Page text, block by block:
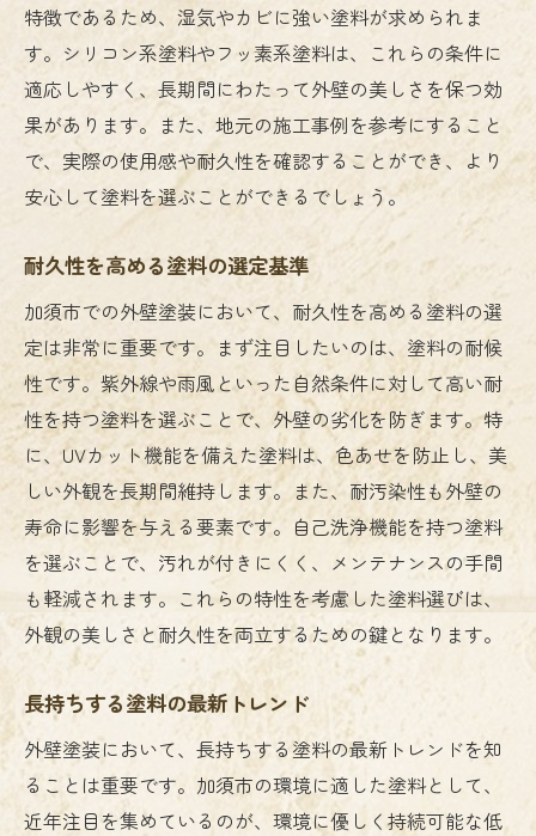
特徴であるため、湿気やカビに強い塗料が求められま
す。シリコン系塗料やフッ素系塗料は、これらの条件に
適応しやすく、長期間にわたって外壁の美しさを保つ効
果があります。また、地元の施工事例を参考にすること
で、実際の使用感や耐久性を確認することができ、より
安心して塗料を選ぶことができるでしょう。
耐久性を高める塗料の選定基準
加須市での外壁塗装において、耐久性を高める塗料の選
定は非常に重要です。まず注目したいのは、塗料の耐候
性です。紫外線や雨風といった自然条件に対して高い耐
性を持つ塗料を選ぶことで、外壁の劣化を防ぎます。特
に、UVカット機能を備えた塗料は、色あせを防止し、美
しい外観を長期間維持します。また、耐汚染性も外壁の
寿命に影響を与える要素です。自己洗浄機能を持つ塗料
を選ぶことで、汚れが付きにくく、メンテナンスの手間
も軽減されます。これらの特性を考慮した塗料選びは、
外観の美しさと耐久性を両立するための鍵となります。
長持ちする塗料の最新トレンド
外壁塗装において、長持ちする塗料の最新トレンドを知
ることは重要です。加須市の環境に適した塗料として、
近年注目を集めているのが、環境に優しく持続可能な低